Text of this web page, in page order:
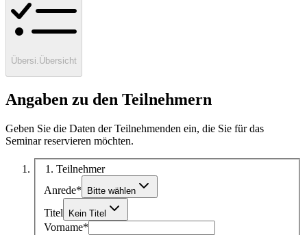
Übersi. Übersicht
Angaben zu den Teilnehmern
Geben Sie die Daten der Teilnehmenden ein, die Sie für das
Seminar reservieren möchten.
1 . Teilnehmer
Anrede* Bitte wählen
Titel Kein Titel
Vorname*